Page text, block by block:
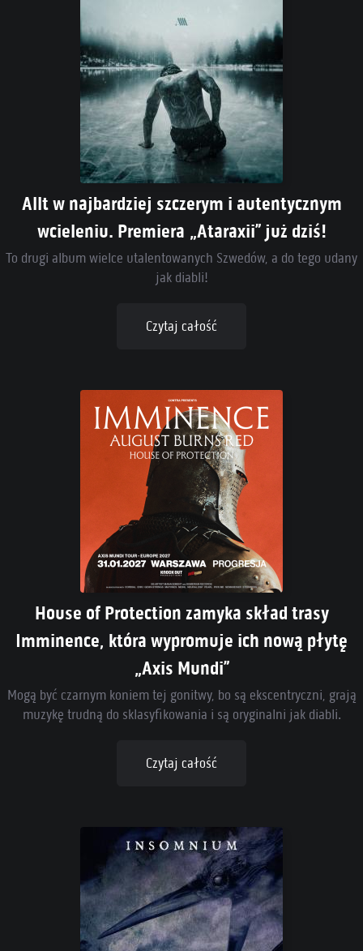
Allt w najbardziej szczerym i autentycznym
wcieleniu. Premiera „Ataraxii” już dziś!
To drugi album wielce utalentowanych Szwedów, a do tego udany
jak diabli!
Czytaj całość
House of Protection zamyka skład trasy
Imminence, która wypromuje ich nową płytę
„Axis Mundi”
Mogą być czarnym koniem tej gonitwy, bo są ekscentryczni, grają
muzykę trudną do sklasyfikowania i są oryginalni jak diabli.
Czytaj całość